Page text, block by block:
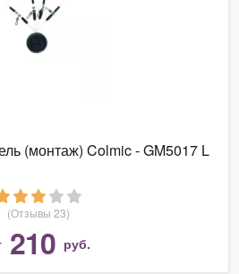
(монтаж) Colmic - GM5017 L
(Отзывы 23)
210 руб.